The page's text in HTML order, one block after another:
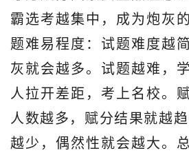
霸选考越集中，成为炮灰
题难易程度：试题难度越
灰就会越多。试题越难，
人拉开差距，考上名校。
人数越多，赋分结果就越
越少，偶然性就会越大。